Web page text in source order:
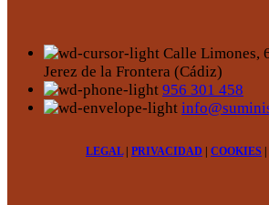
Calle Limones,
Jerez de la Frontera (Cádiz)
956 301 458
LEGAL| PRIVACIDAD | COOKIES |